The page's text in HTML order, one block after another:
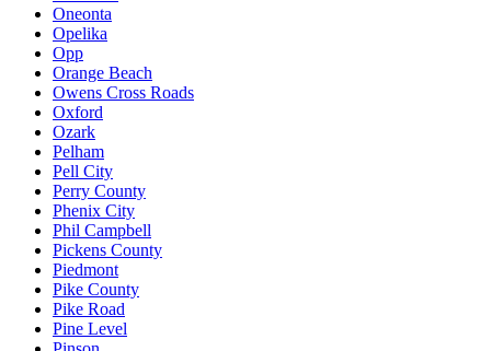
Oneonta
Opelika
Opp
Orange Beach
Owens Cross Roads
Oxford
Ozark
Pelham
Pell City
Perry County
Phenix City
Phil Campbell
Pickens County
Piedmont
Pike County
Pike Road
Pine Level